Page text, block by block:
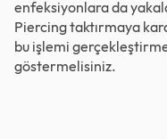
enfeksiyonlara da
Piercing taktırmaya
bu işlemi
göstermelisiniz.